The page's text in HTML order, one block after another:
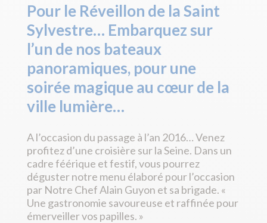
Pour le Réveillon de la Saint
Sylvestre… Embarquez sur
l’un de nos bateaux
panoramiques, pour une
soirée magique au cœur de la
ville lumière…
A l’occasion du passage à l’an 2016… Venez
profitez d’une croisière sur la Seine. Dans un
cadre féérique et festif, vous pourrez
déguster notre menu élaboré pour l’occasion
par Notre Chef Alain Guyon et sa brigade. «
Une gastronomie savoureuse et raffinée pour
émerveiller vos papilles. »